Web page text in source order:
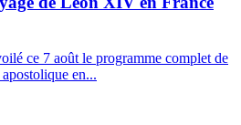
ce 7 août le programme complet de
en...